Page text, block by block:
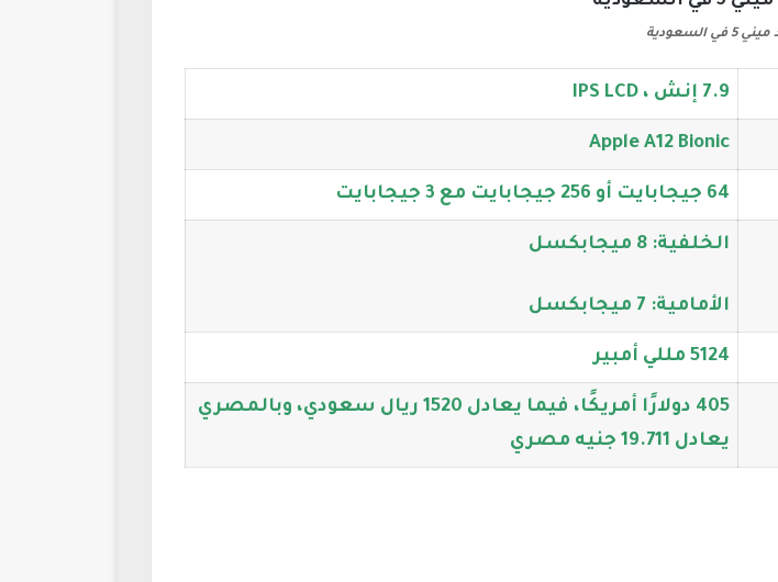
السعودية
7.9 إنش ، IPS LCD
Apple A12 Bionic
64 جيجابايت أو 256 جيجابايت مع 3 جيجابايت
الخلفية: 8 ميجابكسل
الأمامية: 7 ميجابكسل
5124 مللي أمبير
405 دولارًا أمريكًا، فيما يعادل 1520 ريال سعودي، وبالمصري
يعادل 19.711 جنيه مصري